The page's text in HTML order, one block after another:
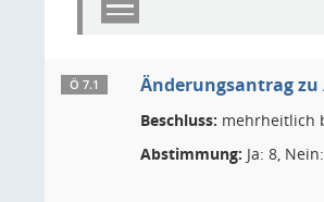
Ö 7.1 Änderungsantrag zu
Beschluss: mehrheitlich
Abstimmung: Ja: 8,